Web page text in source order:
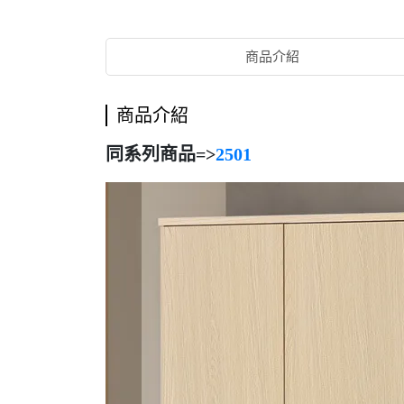
商品介紹
商品介紹
同系列商品=>2501